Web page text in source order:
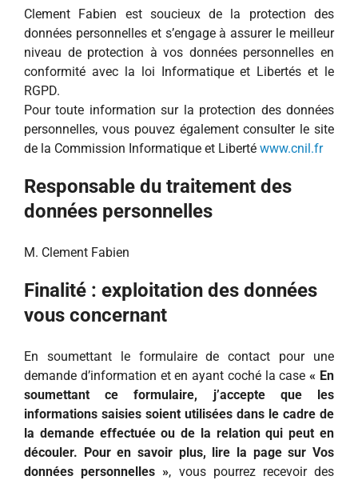
Clement Fabien est soucieux de la protection des
données personnelles et s’engage à assurer le meilleur
niveau de protection à vos données personnelles en
conformité avec la loi Informatique et Libertés et le
RGPD.
Pour toute information sur la protection des données
personnelles, vous pouvez également consulter le site
de la Commission Informatique et Liberté www.cnil.fr
Responsable du traitement des
données personnelles
M. Clement Fabien
Finalité : exploitation des données
vous concernant
En soumettant le formulaire de contact pour une
demande d’information et en ayant coché la case« En
soumettant ce formulaire, j’accepte que les
informations saisies soient utilisées dans le cadre de
la demande effectuée ou de la relation qui peut en
découler. Pour en savoir plus, lire la page sur Vos
données personnelles », vous pourrez recevoir des